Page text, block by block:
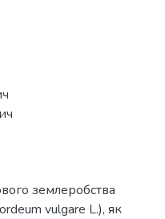
землеробства
vulgare L.), як